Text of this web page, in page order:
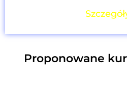
Proponowane